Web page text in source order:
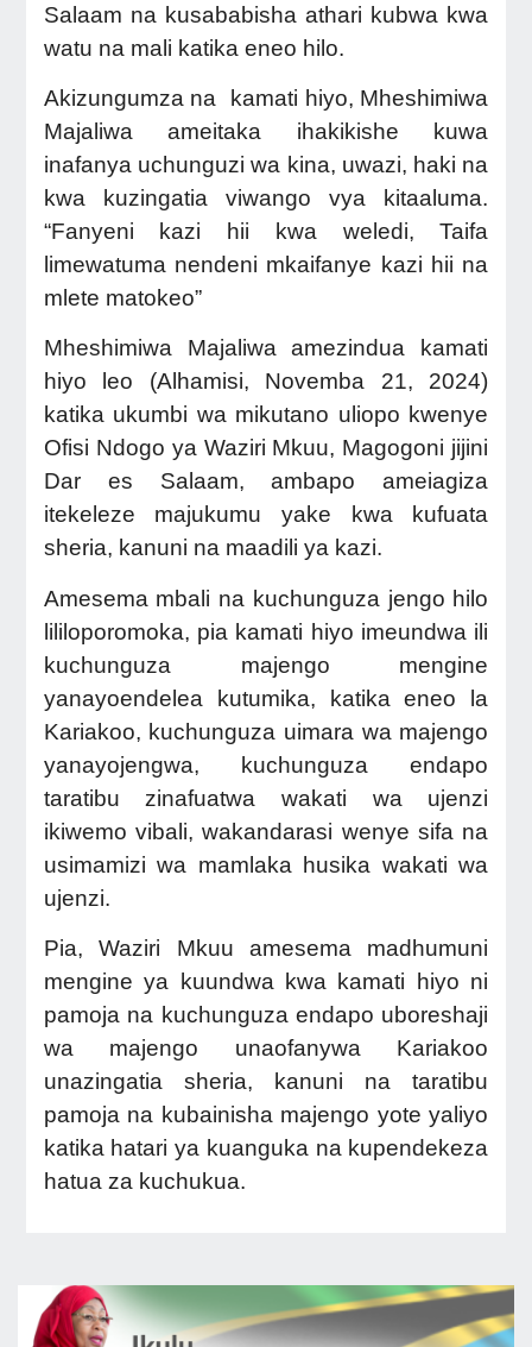
Salaam na kusababisha athari kubwa kwa
watu na mali katika eneo hilo.
Akizungumza na kamati hiyo, Mheshimiwa
Majaliwa ameitaka ihakikishe kuwa
inafanya uchunguzi wa kina, uwazi, haki na
kwa kuzingatia viwango vya kitaaluma.
“Fanyeni kazi hii kwa weledi, Taifa
limewatuma nendeni mkaifanye kazi hii na
mlete matokeo”
Mheshimiwa Majaliwa amezindua kamati
hiyo leo (Alhamisi, Novemba 21, 2024)
katika ukumbi wa mikutano uliopo kwenye
Ofisi Ndogo ya Waziri Mkuu, Magogoni jijini
Dar es Salaam, ambapo ameiagiza
itekeleze majukumu yake kwa kufuata
sheria, kanuni na maadili ya kazi.
Amesema mbali na kuchunguza jengo hilo
lililoporomoka, pia kamati hiyo imeundwa ili
kuchunguza majengo mengine
yanayoendelea kutumika, katika eneo la
Kariakoo, kuchunguza uimara wa majengo
yanayojengwa, kuchunguza endapo
taratibu zinafuatwa wakati wa ujenzi
ikiwemo vibali, wakandarasi wenye sifa na
usimamizi wa mamlaka husika wakati wa
ujenzi.
Pia, Waziri Mkuu amesema madhumuni
mengine ya kuundwa kwa kamati hiyo ni
pamoja na kuchunguza endapo uboreshaji
wa majengo unaofanywa Kariakoo
unazingatia sheria, kanuni na taratibu
pamoja na kubainisha majengo yote yaliyo
katika hatari ya kuanguka na kupendekeza
hatua za kuchukua.